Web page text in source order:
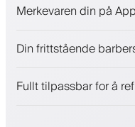
Betalinger,
Engasjer kunder
Merkevaren din på
Din frittstående
Fullt tilpassbar for å